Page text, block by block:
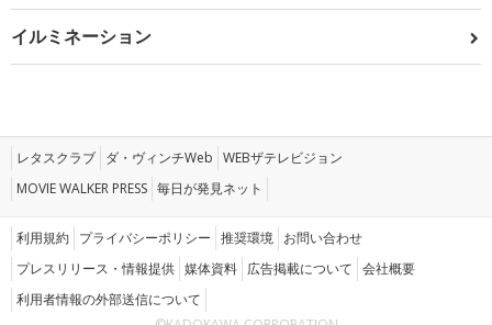
イルミネーション
レタスクラブ ダ・ヴィンチWeb WEBザテレビジョン
MOVIE WALKER PRESS 毎日が発見ネット
利用規約 プライバシーポリシー 推奨環境 お問い合わせ
プレスリリース・情報提供 媒体資料 広告掲載について 会社概要
利用者情報の外部送信について